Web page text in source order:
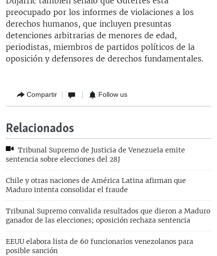
preocupado por los informes de violaciones a los
derechos humanos, que incluyen presuntas
detenciones arbitrarias de menores de edad,
periodistas, miembros de partidos políticos de la
oposición y defensores de derechos fundamentales.
Compartir Follow us
Relacionados
Tribunal Supremo de Justicia de Venezuela emite
sentencia sobre elecciones del 28J
Chile y otras naciones de América Latina afirman que
Maduro intenta consolidar el fraude
Tribunal Supremo convalida resultados que dieron a Maduro
ganador de las elecciones; oposición rechaza sentencia
EEUU elabora lista de 60 funcionarios venezolanos para
posible sanción